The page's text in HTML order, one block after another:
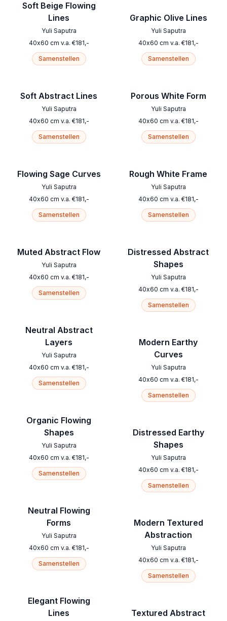
Soft Beige Flowing
Lines
Yuli Saputra
40x60 cm v.a. €181,-
Samenstellen
Soft Abstract Lines
Yuli Saputra
40x60 cm v.a. €181,-
Samenstellen
Flowing Sage Curves
Yuli Saputra
40x60 cm v.a. €181,-
Samenstellen
Muted Abstract Flow
Yuli Saputra
40x60 cm v.a. €181,-
Samenstellen
Neutral Abstract
Layers
Yuli Saputra
40x60 cm v.a. €181,-
Samenstellen
Organic Flowing
Shapes
Yuli Saputra
40x60 cm v.a. €181,-
Samenstellen
Neutral Flowing
Forms
Yuli Saputra
40x60 cm v.a. €181,-
Samenstellen
Elegant Flowing
Lines
Graphic Olive Lines
Yuli Saputra
40x60 cm v.a. €181,-
Samenstellen
Porous White Form
Yuli Saputra
40x60 cm v.a. €181,-
Samenstellen
Rough White Frame
Yuli Saputra
40x60 cm v.a. €181,-
Samenstellen
Distressed Abstract
Shapes
Yuli Saputra
40x60 cm v.a. €181,-
Samenstellen
Modern Earthy
Curves
Yuli Saputra
40x60 cm v.a. €181,-
Samenstellen
Distressed Earthy
Shapes
Yuli Saputra
40x60 cm v.a. €181,-
Samenstellen
Modern Textured
Abstraction
Yuli Saputra
40x60 cm v.a. €181,-
Samenstellen
Textured Abstract